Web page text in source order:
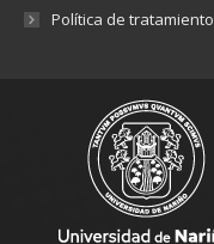
Política de